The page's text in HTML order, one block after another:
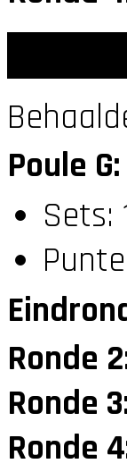
Poule
Sets:
Ronde
Ronde
Ronde